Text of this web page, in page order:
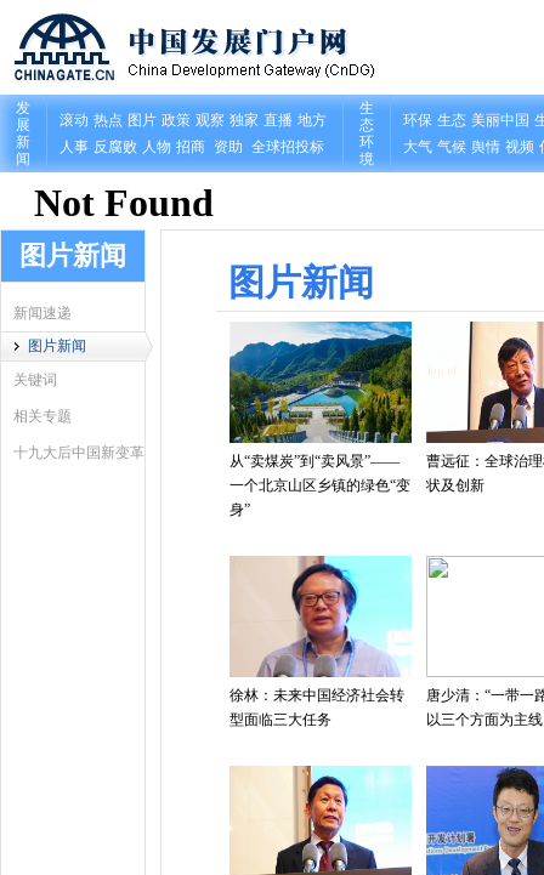
图片新闻
新闻速递
图片新闻
关键词
相关专题
十九大后中国新变革
图片新闻
从“卖煤炭”到“卖风景”——
一个北京山区乡镇的绿色“变
身”
曹远征：全球治
状及创新
徐林：未来中国经济社会转
型面临三大任务
唐少清：“一带一
以三个方面为主线